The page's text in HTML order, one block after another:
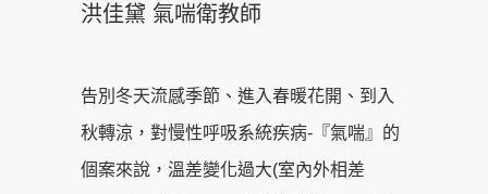
洪佳黛 氣喘衛教師
告別冬天流感季節、進入春暖花開、到入
秋轉涼，對慢性呼吸系統疾病-『氣喘』的
個案來說，溫差變化過大(室內外相差